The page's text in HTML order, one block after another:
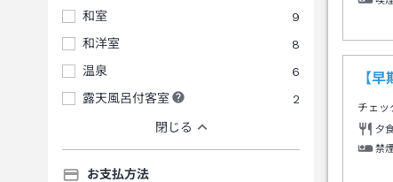
和室
9
和洋室
8
温泉
6
露天風呂付客室
2
閉じる
お支払方法
【
チェ
夕
禁